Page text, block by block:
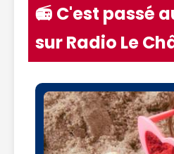
📻 C'est passé
sur Radio Le